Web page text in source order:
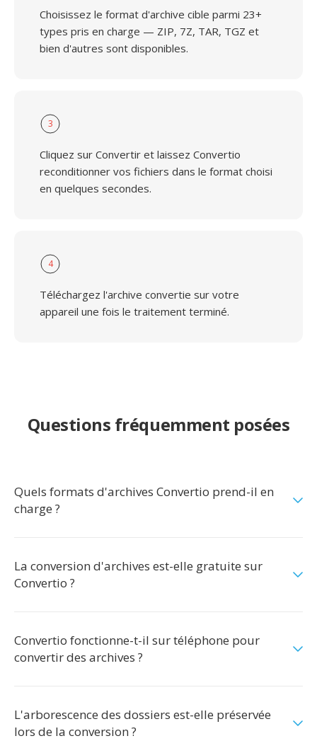
Choisissez le format d'archive cible parmi 23+
types pris en charge — ZIP, 7Z, TAR, TGZ et
bien d'autres sont disponibles.
3
Cliquez sur Convertir et laissez Convertio
reconditionner vos fichiers dans le format choisi
en quelques secondes.
4
Téléchargez l'archive convertie sur votre
appareil une fois le traitement terminé.
Questions fréquemment posées
Quels formats d'archives Convertio prend-il en
charge ?
La conversion d'archives est-elle gratuite sur
Convertio ?
Convertio fonctionne-t-il sur téléphone pour
convertir des archives ?
L'arborescence des dossiers est-elle préservée
lors de la conversion ?